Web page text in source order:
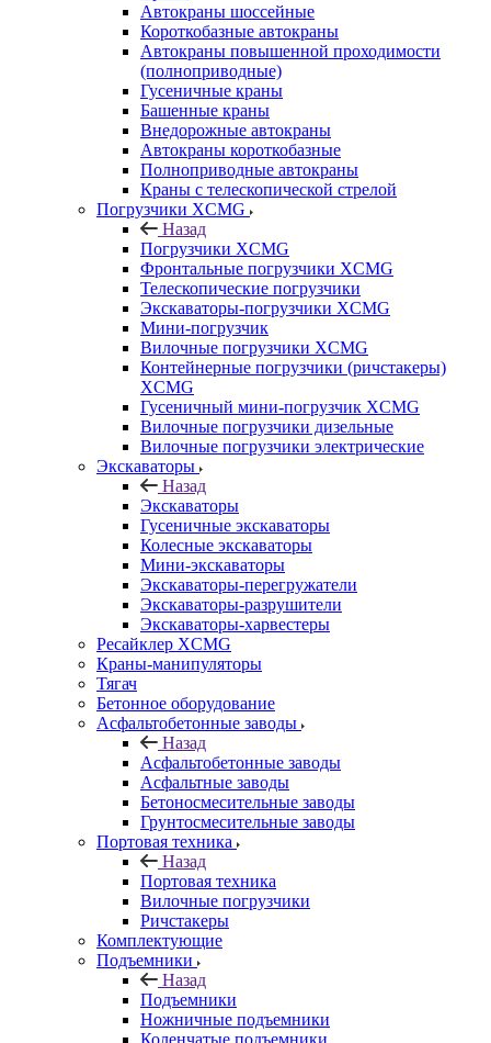
Автокраны шоссейные
Короткобазные автокраны
Автокраны повышенной проходимости
(полноприводные)
Гусеничные краны
Башенные краны
Внедорожные автокраны
Автокраны короткобазные
Полноприводные автокраны
Краны с телескопической стрелой
Погрузчики XCMG
Назад
Погрузчики XCMG
Фронтальные погрузчики XCMG
Телескопические погрузчики
Экскаваторы-погрузчики XCMG
Мини-погрузчик
Вилочные погрузчики XCMG
Контейнерные погрузчики (ричстакеры)
XCMG
Гусеничный мини-погрузчик XCMG
Вилочные погрузчики дизельные
Вилочные погрузчики электрические
Экскаваторы
Назад
Экскаваторы
Гусеничные экскаваторы
Колесные экскаваторы
Мини-экскаваторы
Экскаваторы-перегружатели
Экскаваторы-разрушители
Экскаваторы-харвестеры
Ресайклер XCMG
Краны-манипуляторы
Тягач
Бетонное оборудование
Асфальтобетонные заводы
Назад
Асфальтобетонные заводы
Асфальтные заводы
Бетоносмесительные заводы
Грунтосмесительные заводы
Портовая техника
Назад
Портовая техника
Вилочные погрузчики
Ричстакеры
Комплектующие
Подъемники
Назад
Подъемники
Ножничные подъемники
Коленчатые подъемники